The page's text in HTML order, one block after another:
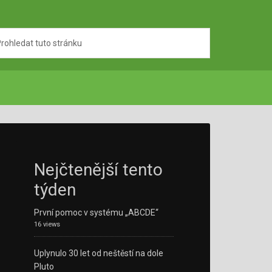
Nejčtenější tento
týden
První pomoc v systému „ABCDE“
16 views
Uplynulo 30 let od neštěstí na dole
Pluto